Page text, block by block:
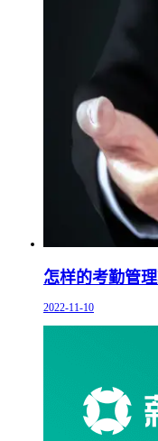
怎样的考勤管
2022-11-10